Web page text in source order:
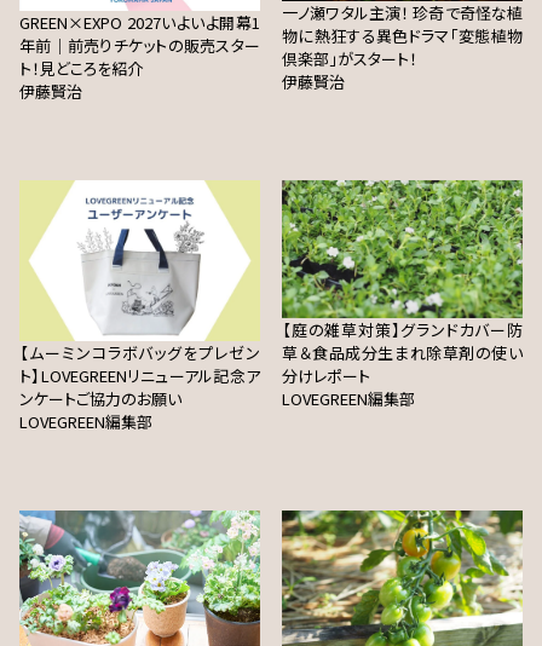
GREEN×EXPO 2027いよいよ開幕1
年前｜前売りチケットの販売スター
ト！見どころを紹介
伊藤賢治
一ノ瀬ワタル主演！ 珍奇で奇怪な植
物に熱狂する異色ドラマ「変態植物
倶楽部」がスタート！
伊藤賢治
【ムーミンコラボバッグをプレゼン
ト】LOVEGREENリニューアル記念ア
ンケートご協力のお願い
LOVEGREEN編集部
【庭の雑草対策】グランドカバー防
草＆食品成分生まれ除草剤の使い
分けレポート
LOVEGREEN編集部